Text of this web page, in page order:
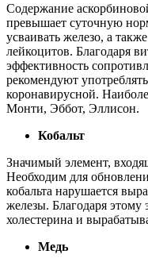
Содержание
превышает суточную
усваивать железо, а
лейкоцитов. Благодаря
эффективность
рекомендуют
коронавирусной.
Монти, Эббот, Эллисон.
Кобальт
Значимый элемент,
Необходим для
кобальта нарушается
железы. Благодаря этому
холестерина и
Медь